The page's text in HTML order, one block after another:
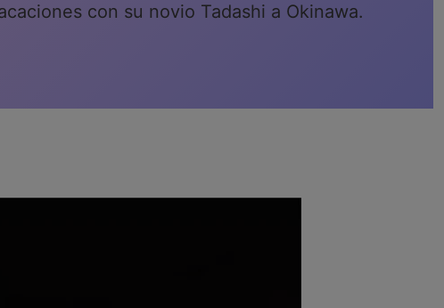
con su novio Tadashi a Okinawa.